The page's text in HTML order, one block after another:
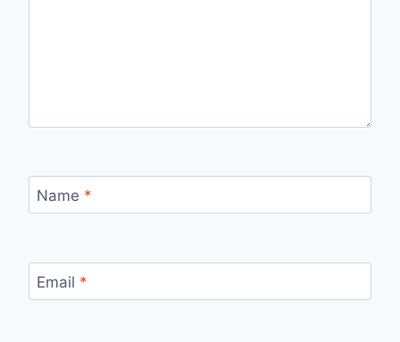
Name *
Email *